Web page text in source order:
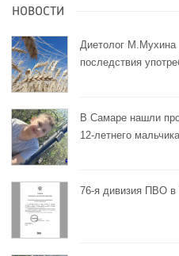
НОВОСТИ
Диетолог М.Мухина
последствия
В Самаре нашли
12-летнего мальчика
76-я дивизия ПВО в